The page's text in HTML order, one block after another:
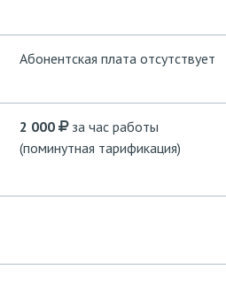
Абонентская плата отсутствует
2 000
за час работы
(поминутная тарификация)